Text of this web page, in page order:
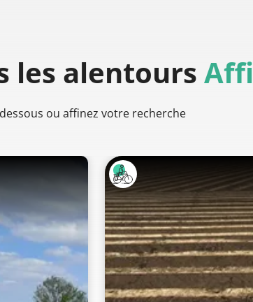
les alentours
ou affinez votre recherche